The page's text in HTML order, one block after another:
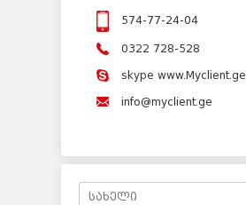
574-77-24-04
0322 728-528
skype www.Myclient.ge
info@myclient.ge